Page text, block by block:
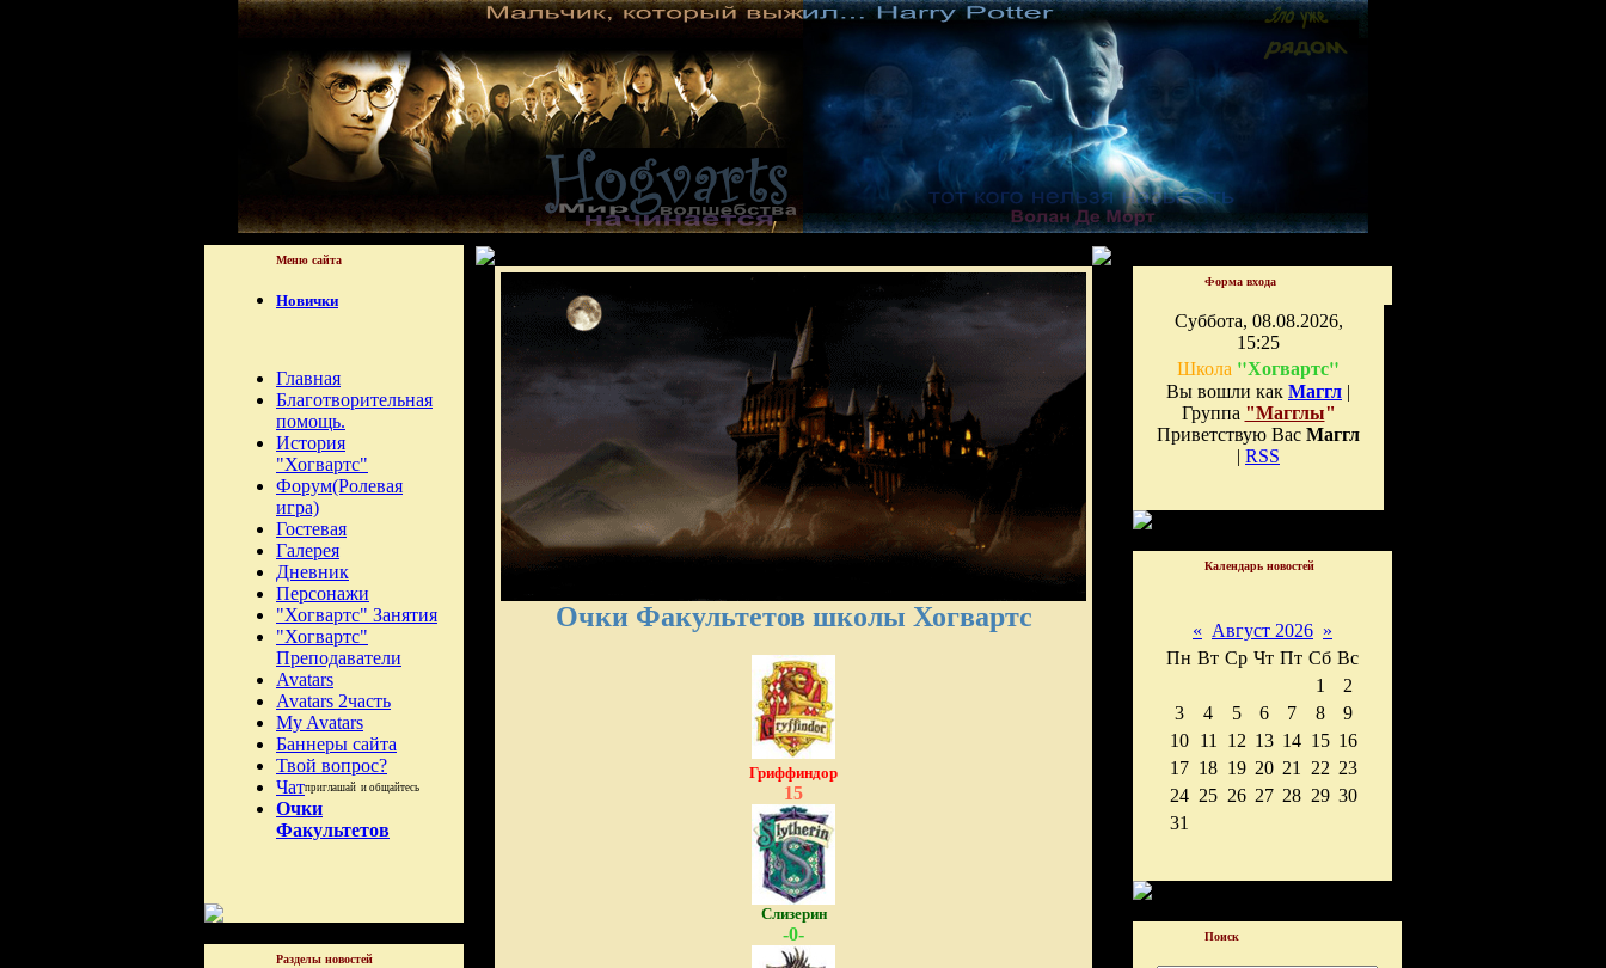
Меню сайта
Новички
Главная
Благотворительная
помощь.
История
"Хогвартс"
Форум(Ролевая
игра)
Гостевая
Галерея
Дневник
Персонажи
"Хогвартс" Занятия
"Хогвартс"
Преподаватели
Avatars
Avatars 2часть
My Avatars
Баннеры сайта
Твой вопрос?
Чатприглашай и общайтесь
Очки
Факультетов
Разделы новостей
Очки Факультетов школы Хогвартс
Гриффиндор
15
Слизерин
-0-
Форма входа
Суббота, 08.08.2026,
15:25
Школа "Хогвартс"
Вы вошли как Маггл |
Группа "Магглы"
Приветствую Вас Маггл
| RSS
Календарь новостей
« Август 2026 »
Пн Вт Ср Чт Пт Сб Вс
1
2
3
4 5 6 7 8
9
10
11 12 13 14 15 16
17 18 19 20 21 22 23
24 25 26 27 28 29 30
31
Поиск